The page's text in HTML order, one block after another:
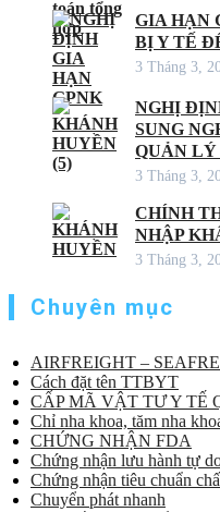
GIA HẠN
BỊ Y TẾ
3 Tháng 3,
NGHỊ
SUNG
QUẢN LÝ
3 Tháng 3,
CHÍNH
NHẬP
3 Tháng 3,
Chuyên mục
AIRFREIGHT –
Cách đặt tên TTBYT
CẤP MÃ VẬT TƯ Y TẾ
Chỉ nha khoa, tăm nha
CHỨNG NHẬN FDA
Chứng nhận lưu hành tự
Chứng nhận tiêu chuẩn
Chuyển phát nhanh